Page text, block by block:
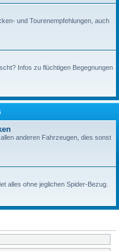
und Tourenempfehlungen, auch
Infos zu flüchtigen Begegnungen
anderen Fahrzeugen, dies sonst
alles ohne jeglichen Spider-Bezug.